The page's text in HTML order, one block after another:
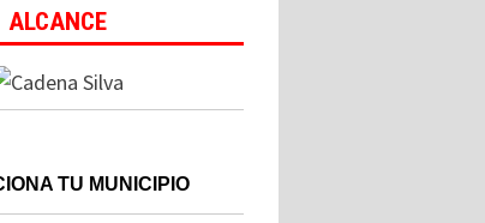
ALCANCE
TU MUNICIPIO